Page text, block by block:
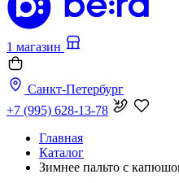
1 магазин
Санкт-Петербург
+7 (995) 628-13-78
Главная
Каталог
Зимнее пальто с